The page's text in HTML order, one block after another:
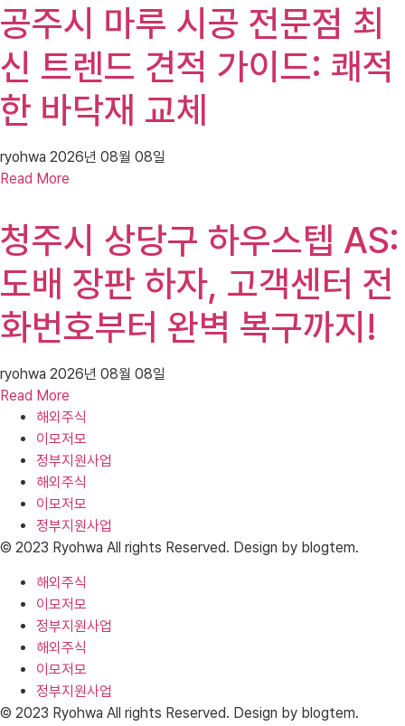
공주시 마루 시공 전문점 최
신 트렌드 견적 가이드: 쾌적
한 바닥재 교체
ryohwa 2026년 08월 08일
Read More
청주시 상당구 하우스텝 AS:
도배 장판 하자, 고객센터 전
화번호부터 완벽 복구까지!
ryohwa 2026년 08월 08일
Read More
해외주식
이모저모
정부지원사업
해외주식
이모저모
정부지원사업
© 2023 Ryohwa All rights Reserved. Design by blogtem.
해외주식
이모저모
정부지원사업
해외주식
이모저모
정부지원사업
© 2023 Ryohwa All rights Reserved. Design by blogtem.